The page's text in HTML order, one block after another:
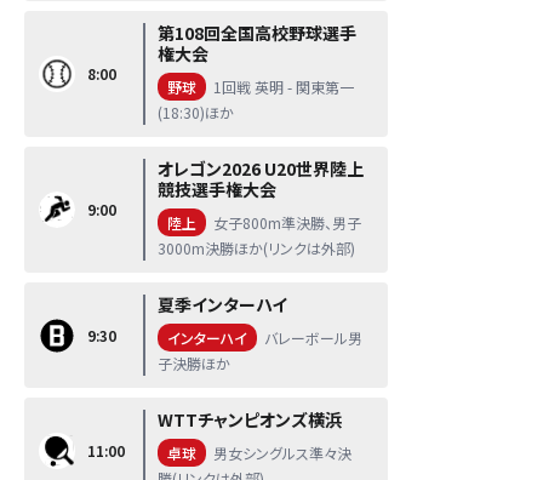
8:00
第108回全国高校野球選手
権大会
野球
1回戦 英明 - 関東第一
(18:30)ほか
9:00
オレゴン2026 U20世界陸上
競技選手権大会
陸上
女子800m準決勝、男子
3000m決勝ほか(リンクは外部)
9:30
夏季インターハイ
インターハイ
バレーボール男
子決勝ほか
11:00
WTTチャンピオンズ横浜
卓球
男女シングルス準々決